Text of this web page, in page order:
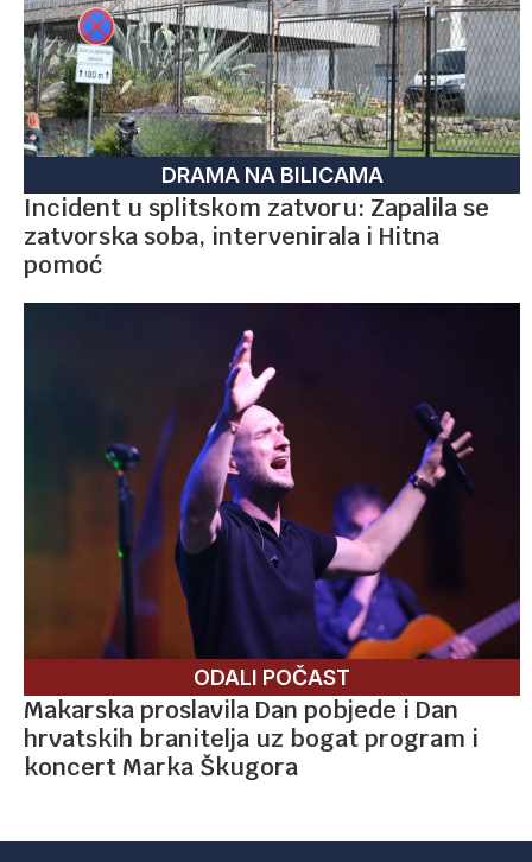
DRAMA NA BILICAMA
Incident u splitskom zatvoru: Zapalila se
zatvorska soba, intervenirala i Hitna
pomoć
ODALI POČAST
Makarska proslavila Dan pobjede i Dan
hrvatskih branitelja uz bogat program i
koncert Marka Škugora